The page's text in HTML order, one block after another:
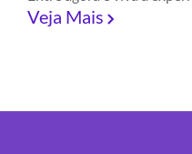
Veja Mais